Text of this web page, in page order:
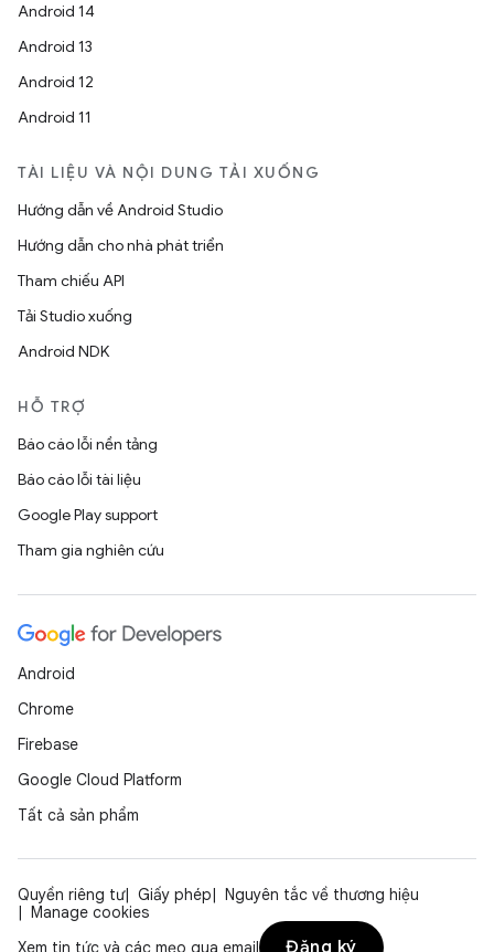
Android 14
Android 13
Android 12
Android 11
TÀI LIỆU VÀ NỘI DUNG TẢI XUỐNG
Hướng dẫn về Android Studio
Hướng dẫn cho nhà phát triển
Tham chiếu API
Tải Studio xuống
Android NDK
HỖ TRỢ
Báo cáo lỗi nền tảng
Báo cáo lỗi tài liệu
Google Play support
Tham gia nghiên cứu
Android
Chrome
Firebase
Google Cloud Platform
Tất cả sản phẩm
Quyền riêng tư Giấy phép
Nguyên tắc về thương hiệu
Manage cookies
Xem tin tức và các mẹo qua email
Đăng ký